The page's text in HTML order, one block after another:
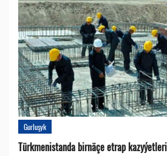
Gurluşyk
Türkmenistanda birnäçe etrap